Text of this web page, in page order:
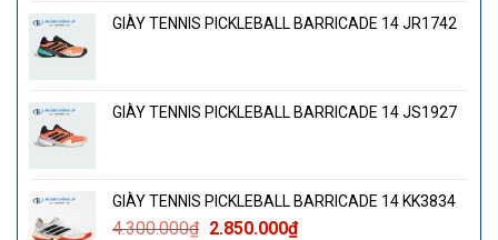
GIÀY TENNIS PICKLEBALL BARRICADE 14 JR1742
GIÀY TENNIS PICKLEBALL BARRICADE 14 JS1927
GIÀY TENNIS PICKLEBALL BARRICADE 14 KK3834
4.300.000₫ Giá
2.850.000₫Giá